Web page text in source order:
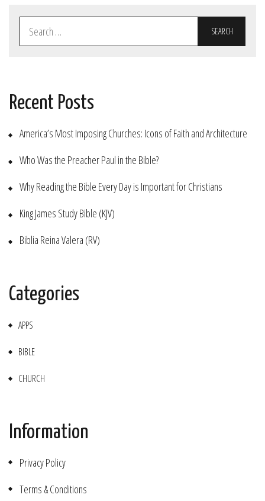
for:
Recent Posts
America’s Most Imposing Churches: Icons of Faith and Architecture
Who Was the Preacher Paul in the Bible?
Why Reading the Bible Every Day is Important for Christians
King James Study Bible (KJV)
Biblia Reina Valera (RV)
Categories
APPS
BIBLE
CHURCH
Information
Privacy Policy
Terms & Conditions